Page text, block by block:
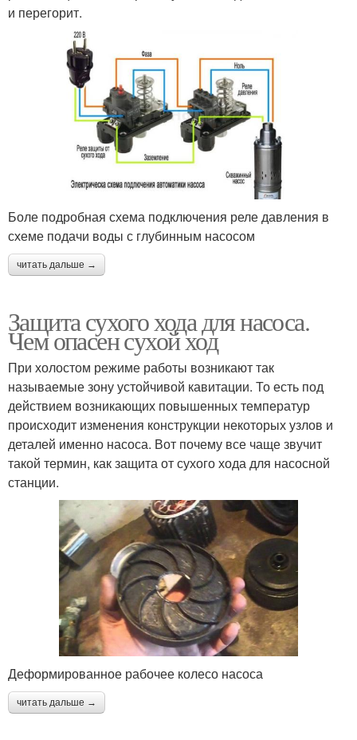
и перегорит.
Боле подробная схема подключения реле давления в
схеме подачи воды с глубинным насосом
читать дальше →
Защита сухого хода для насоса.
Чем опасен сухой ход
При холостом режиме работы возникают так
называемые зону устойчивой кавитации. То есть под
действием возникающих повышенных температур
происходит изменения конструкции некоторых узлов и
деталей именно насоса. Вот почему все чаще звучит
такой термин, как защита от сухого хода для насосной
станции.
Деформированное рабочее колесо насоса
читать дальше →